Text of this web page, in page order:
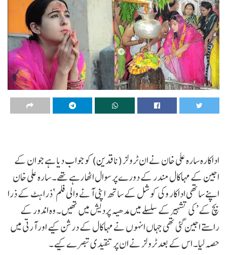
اداکارہ سارہ علی خان نے ان ٹرولز (ناقدین) کو جواب دیا ہے جو ان کے
اجین کے مہاکال مندر کے دورے پر سوال اٹھا رہے تھے۔ سارہ علی خان
اپنے ساتھی اداکار وکی کوشل کے ساتھ اپنی آنے والی فلم ‘ذرا ہٹ کے ذرا
بچ کے’ کی تشہیر کے سلسلے میں مدھیہ پردیش میں تھیں۔ وہ اندور کے
راستے اجین گئی تھی جہاں انہوں نے مہاکال کے درشن کیے اور آرتی میں
حصہ لیا۔ اس کے بعد ٹرولز نے ان پر تنقیدی تبصرے کیے۔